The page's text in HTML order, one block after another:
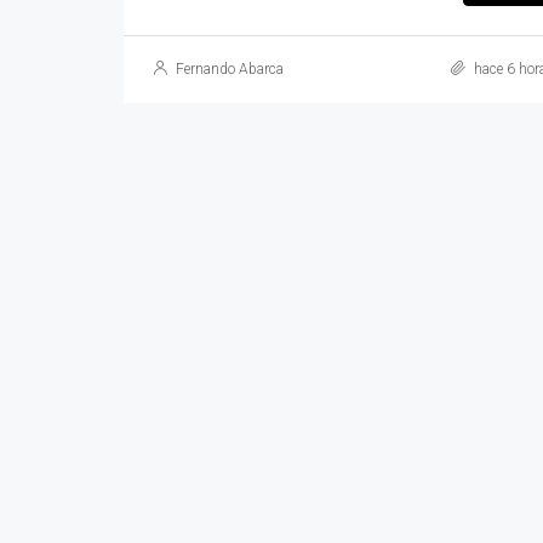
Fernando Abarca hace 6